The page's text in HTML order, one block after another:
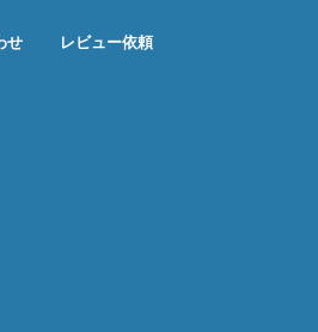
せ レビュー依頼